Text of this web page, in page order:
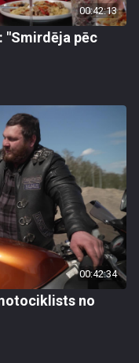
00:42:13
"Smirdēja pēc
00:42:34
no